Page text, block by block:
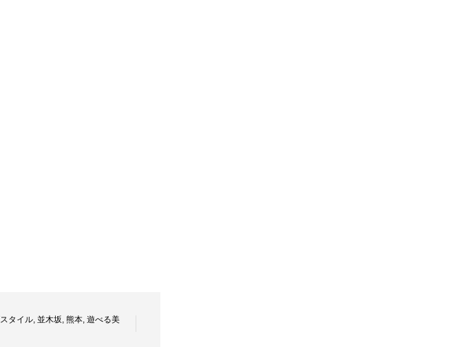
タイル 並木坂 熊本 遊べる美